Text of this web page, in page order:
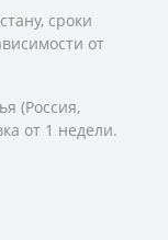
сроки
от
(Россия,
от 1 недели.